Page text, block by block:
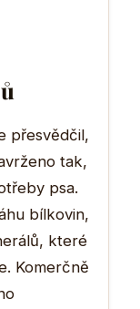
přesvědčil,
tak,
psa.
bílkovin,
které
Komerčně